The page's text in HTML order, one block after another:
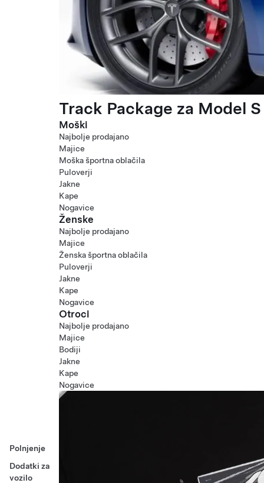
Polnjenje
Dodatki za
vozilo
Track Package za Model
Moški
Najbolje prodajano
Majice
Moška športna oblačila
Puloverji
Jakne
Kape
Nogavice
Ženske
Najbolje prodajano
Majice
Ženska športna oblačila
Puloverji
Jakne
Kape
Nogavice
Otroci
Najbolje prodajano
Majice
Bodiji
Jakne
Kape
Nogavice